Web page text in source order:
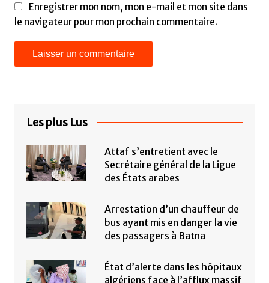
Enregistrer mon nom, mon e-mail et mon site dans
le navigateur pour mon prochain commentaire.
Les plus Lus
Attaf s’entretient avec le
Secrétaire général de la Ligue
des États arabes
Arrestation d’un chauffeur de
bus ayant mis en danger la vie
des passagers à Batna
État d’alerte dans les hôpitaux
algériens face à l’afflux massif